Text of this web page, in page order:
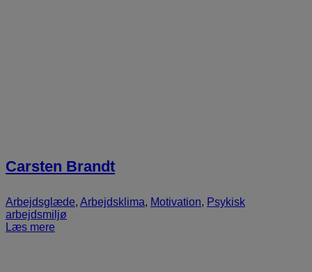
Carsten Brandt
Arbejdsglæde, Arbejdsklima, Motivation, Psykisk
arbejdsmiljø
Læs mere